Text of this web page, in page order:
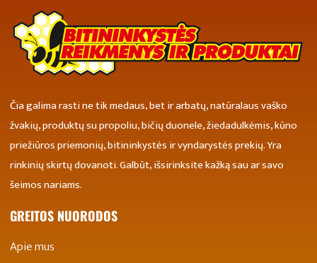
Čia galima rasti ne tik medaus, bet ir arbatų, natūralaus vaško
žvakių, produktų su propoliu, bičių duonele, žiedadulkėmis, kūno
priežiūros priemonių, bitininkystės ir vyndarystės prekių. Yra
rinkinių skirtų dovanoti. Galbūt, išsirinksite kažką sau ar savo
šeimos nariams.
GREITOS NUORODOS
Apie mus